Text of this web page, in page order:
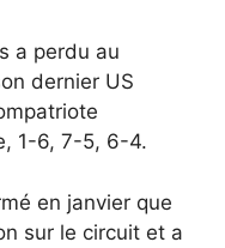
a perdu au
dernier US
1-6, 7-5, 6-4.
en janvier que
sur le circuit et a